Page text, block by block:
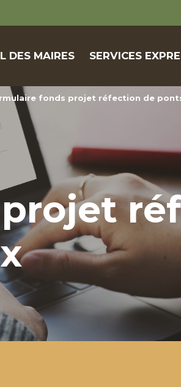
DES MAIRES SERVICES
fonds projet réfection de